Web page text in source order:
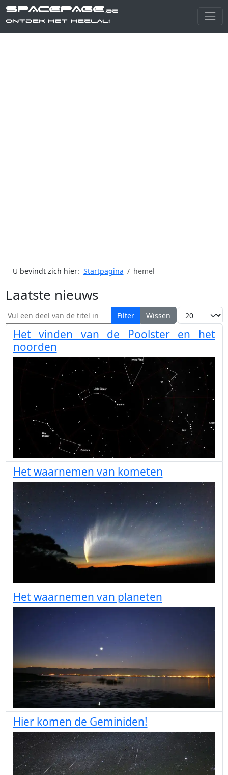
SPACEPAGE.be
Ontdek het heelal!
U bevindt zich hier: Startpagina hemel
Laatste nieuws
Vul een deel van de titel in Filter Wissen Toon #
Het vinden van de Poolster en het
noorden
Het waarnemen van kometen
Het waarnemen van planeten
Hier komen de Geminiden!